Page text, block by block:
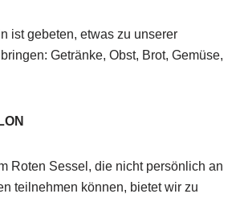
ist gebeten, etwas zu unserer
Getränke, Obst, Brot, Gemüse,
Roten Sessel, die nicht persönlich an
teilnehmen können, bietet wir zu